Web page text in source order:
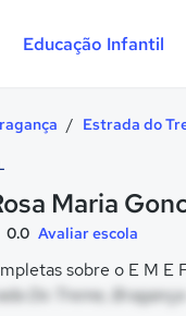
Educação Infantil
/ Estrada do
Maria
0.0 Avaliar escola
sobre o E M E
Do Treme, Bragança